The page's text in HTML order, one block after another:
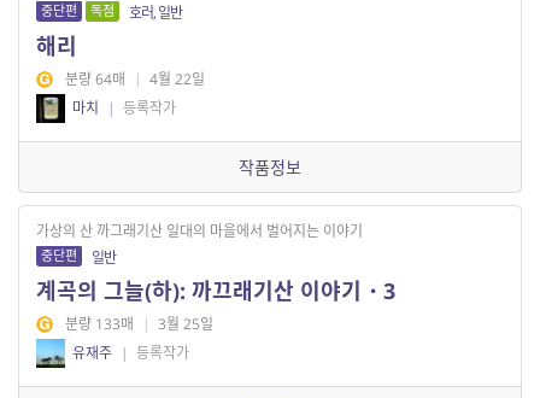
중단편 독점 호러, 일반
해리
분량 64매 | 4월 22일
마치
| 등록작가
작품정보
가상의 산 까그래기산 일대의 마을에서 벌어지는 이야기
중단편 일반
계곡의 그늘(하): 까끄래기산 이야기・3
분량 133매 | 3월 25일
유재주 | 등록작가